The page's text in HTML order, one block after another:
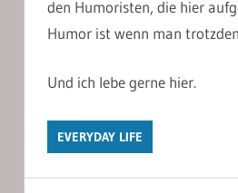
den Humoristen, die hier
Humor ist wenn man
Und ich lebe gerne hier.
EVERYDAY LIFE